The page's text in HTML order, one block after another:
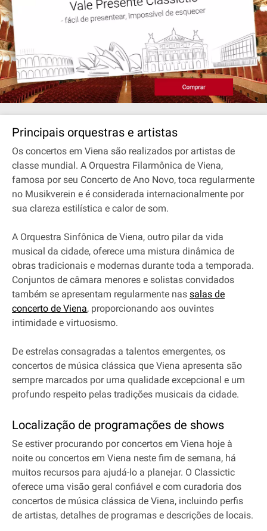
Principais orquestras e artistas
Os concertos em Viena são realizados por artistas de
classe mundial. A Orquestra Filarmônica de Viena,
famosa por seu Concerto de Ano Novo, toca regularmente
no Musikverein e é considerada internacionalmente por
sua clareza estilística e calor de som.
A Orquestra Sinfônica de Viena, outro pilar da vida
musical da cidade, oferece uma mistura dinâmica de
obras tradicionais e modernas durante toda a temporada.
Conjuntos de câmara menores e solistas convidados
também se apresentam regularmente nas salas de
concerto de Viena, proporcionando aos ouvintes
intimidade e virtuosismo.
De estrelas consagradas a talentos emergentes, os
concertos de música clássica que Viena apresenta são
sempre marcados por uma qualidade excepcional e um
profundo respeito pelas tradições musicais da cidade.
Localização de programações de shows
Se estiver procurando por concertos em Viena hoje à
noite ou concertos em Viena neste fim de semana, há
muitos recursos para ajudá-lo a planejar. O Classictic
oferece uma visão geral confiável e com curadoria dos
concertos de música clássica de Viena, incluindo perfis
de artistas, detalhes de programas e descrições de locais.